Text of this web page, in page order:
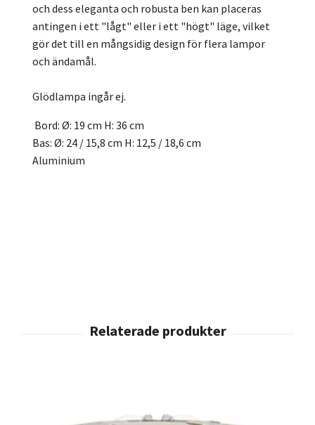
och dess eleganta och robusta ben kan placeras
antingen i ett "lågt" eller i ett "högt" läge, vilket
gör det till en mångsidig design för flera lampor
och ändamål.
Glödlampa ingår ej.
Bord: Ø: 19 cm H: 36 cm
Bas: Ø: 24 / 15,8 cm H: 12,5 / 18,6 cm
Aluminium